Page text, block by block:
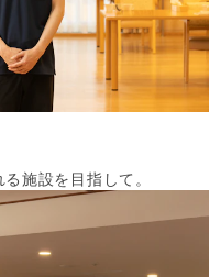
施設を目指して。